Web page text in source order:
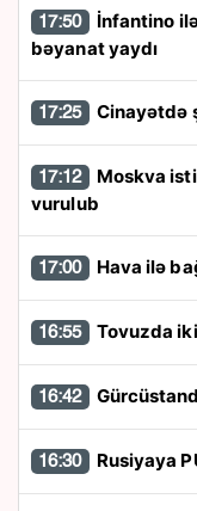
17:50
bəyanat yaydı
17:25 Cinayətdə
17:12
vurulub
17:00 Hava ilə
16:55 Tovuzda
16:42
16:30 Rusiyaya